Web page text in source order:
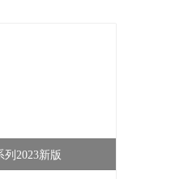
2023新版